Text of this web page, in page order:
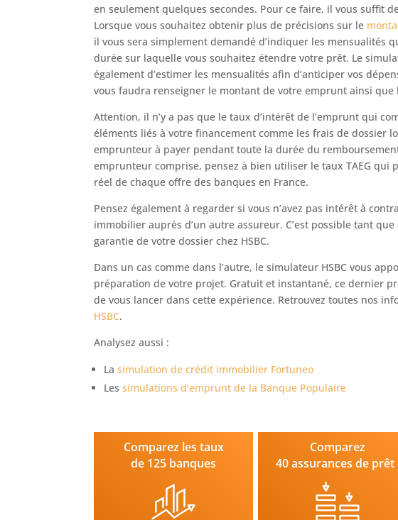
en seulement quelques secondes. Pour ce faire, il vous suffit
Lorsque vous souhaitez obtenir plus de précisions sur le
il vous sera simplement demandé d’indiquer les mensualités
durée sur laquelle vous souhaitez étendre votre prêt. Le
également d’estimer les mensualités afin d’anticiper vos
vous faudra renseigner le montant de votre emprunt ainsi que
Attention, il n’y a pas que le taux d’intérêt de l’emprunt qui
éléments liés à votre financement comme les frais de dossier
emprunteur à payer pendant toute la durée du
emprunteur comprise, pensez à bien utiliser le taux TAEG qui
réel de chaque offre des banques en France.
Pensez également à regarder si vous n’avez pas intérêt à
immobilier auprès d’un autre assureur. C’est possible tant
garantie de votre dossier chez HSBC.
Dans un cas comme dans l’autre, le simulateur HSBC vous
préparation de votre projet. Gratuit et instantané, ce dernier
de vous lancer dans cette expérience. Retrouvez toutes nos
HSBC.
Analysez aussi :
La simulation de crédit immobilier Fortuneo
Les simulations d’emprunt de la Banque Populaire
Comparez les taux
de 125 banques
Comparez
40 assurances de prêt